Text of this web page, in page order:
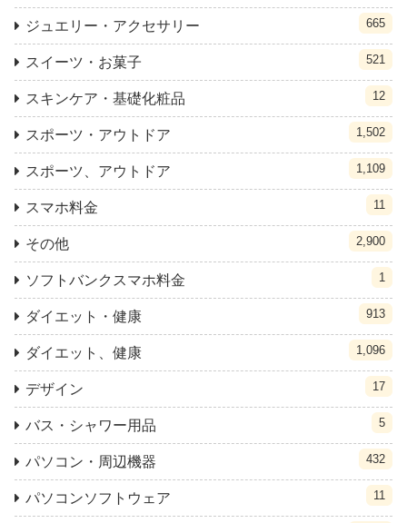
ジュエリー・アクセサリー 665
スイーツ・お菓子 521
スキンケア・基礎化粧品 12
スポーツ・アウトドア 1,502
スポーツ、アウトドア 1,109
スマホ料金 11
その他 2,900
ソフトバンクスマホ料金 1
ダイエット・健康 913
ダイエット、健康 1,096
デザイン 17
バス・シャワー用品 5
パソコン・周辺機器 432
パソコンソフトウェア 11